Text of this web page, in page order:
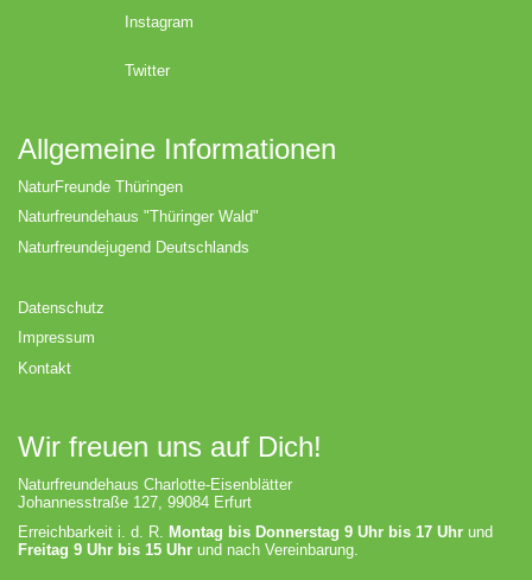
Instagram
Twitter
Allgemeine Informationen
NaturFreunde Thüringen
Naturfreundehaus "Thüringer Wald"
Naturfreundejugend Deutschlands
Datenschutz
Impressum
Kontakt
Wir freuen uns auf Dich!
Naturfreundehaus Charlotte-Eisenblätter
Johannesstraße 127, 99084 Erfurt
Erreichbarkeit i. d. R. Montag bis Donnerstag 9 Uhr bis 17 Uhr und
Freitag 9 Uhr bis 15 Uhr und nach Vereinbarung.